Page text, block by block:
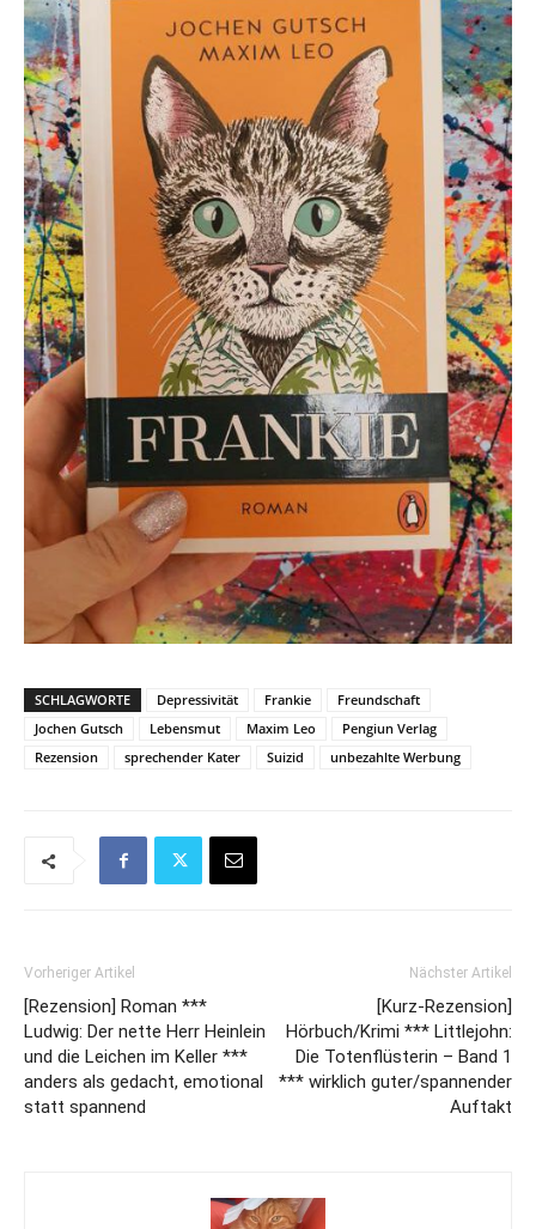
SCHLAGWORTE Depressivität Frankie
Freundschaft
Jochen Gutsch
Lebensmut Maxim Leo
Pengiun Verlag
Rezension
sprechender Kater Suizid unbezahlte Werbung
Vorheriger Artikel
[Rezension] Roman ***
Ludwig: Der nette Herr Heinlein
und die Leichen im Keller ***
anders als gedacht, emotional
statt spannend
Nächster Artikel
[Kurz-Rezension]
Hörbuch/Krimi *** Littlejohn:
Die Totenflüsterin – Band 1
*** wirklich guter/spannender
Auftakt